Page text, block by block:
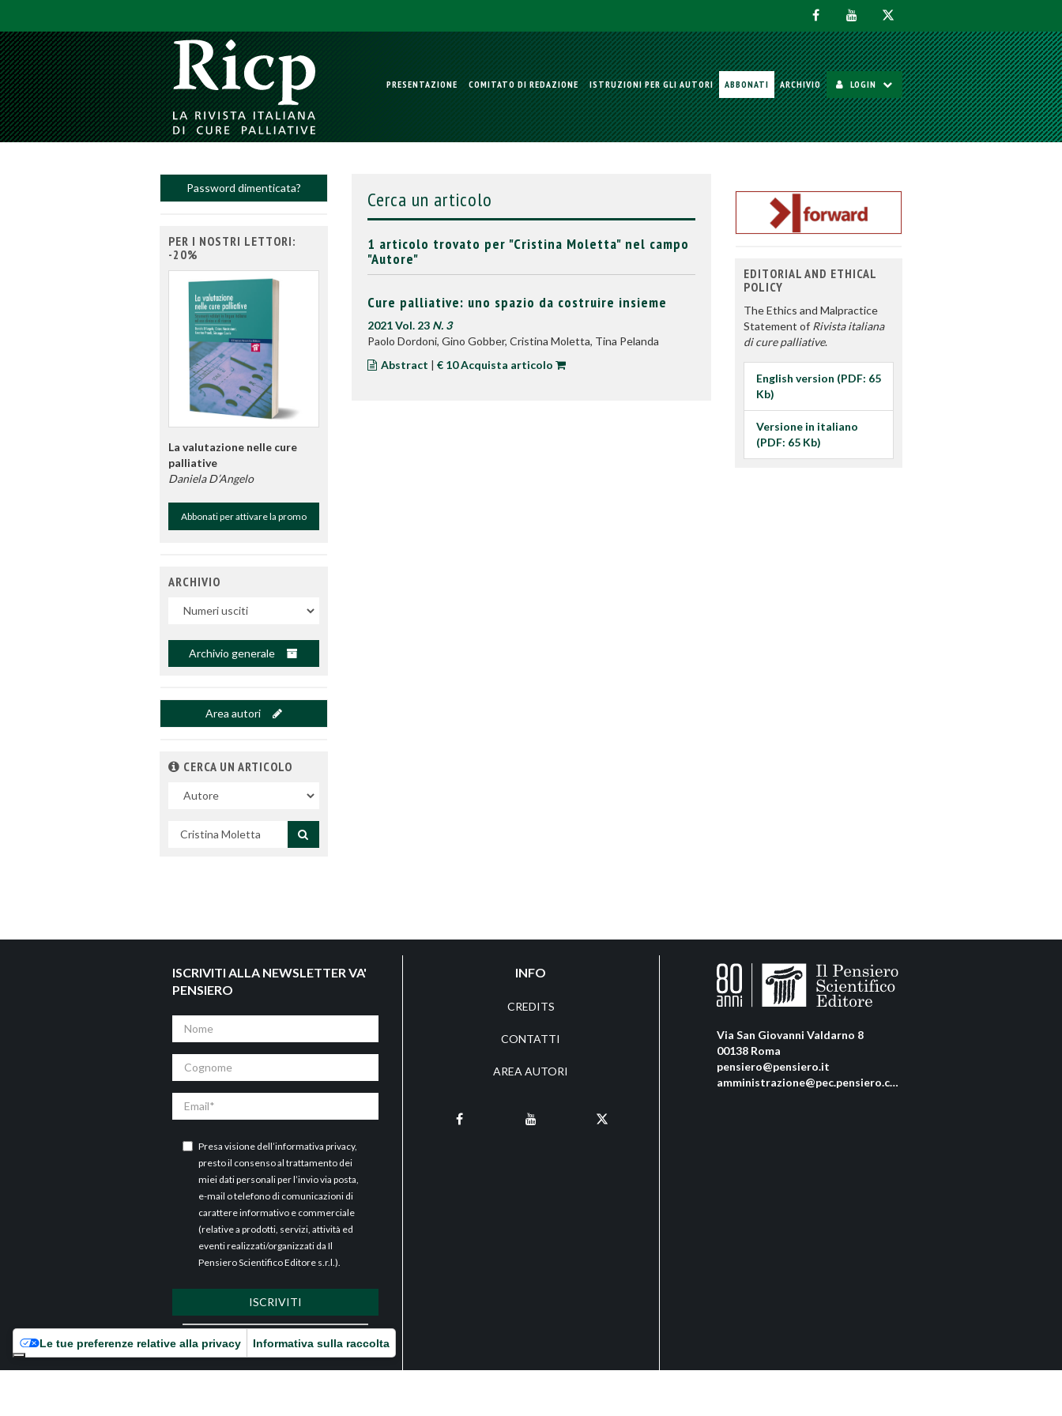
PRESENTAZIONE COMITATO DI REDAZIONE ISTRUZIONI PER GLI AUTORI ABBONATI ARCHIVIO LOGIN
Cerca un articolo
1 articolo trovato per "Cristina Moletta" nel campo
"Autore"
Cure palliative: uno spazio da costruire insieme
2021 Vol. 23 N. 3
Paolo Dordoni, Gino Gobber, Cristina Moletta, Tina Pelanda
Abstract | € 10 Acquista articolo
Password dimenticata?
PER I NOSTRI LETTORI:
-20%
La valutazione nelle cure
palliative
Daniela D’Angelo
Abbonati per attivare la promo
ARCHIVIO
Uscite
Archivio generale
Area autori
CERCA UN ARTICOLO
Cerca
EDITORIAL AND ETHICAL
POLICY
The Ethics and Malpractice
Statement of Rivista italiana
di cure palliative.
English version (PDF: 65
Kb)
Versione in italiano
(PDF: 65 Kb)
ISCRIVITI ALLA NEWSLETTER VA'
PENSIERO
Nome
Cognome
Email
Presa visione dell’informativa privacy,
presto il consenso al trattamento dei
miei dati personali per l’invio via posta,
e-mail o telefono di comunicazioni di
carattere informativo e commerciale
(relative a prodotti, servizi, attività ed
eventi realizzati/organizzati da Il
Pensiero Scientifico Editore s.r.l.).
ISCRIVITI
ARCHIVIO
INFO
CREDITS
CONTATTI
AREA AUTORI
Via San Giovanni Valdarno 8
00138 Roma
pensiero@pensiero.it
amministrazione@pec.pensiero.com
Le tue preferenze relative alla privacy Informativa sulla raccolta